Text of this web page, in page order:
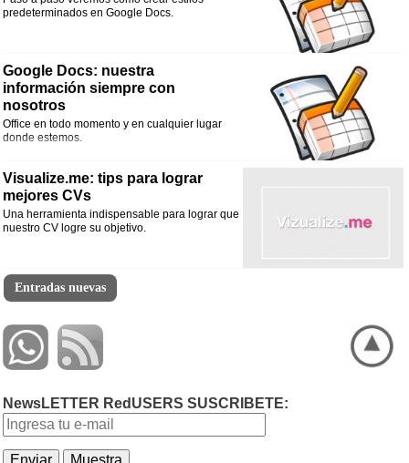
predeterminados en Google Docs.
Google Docs: nuestra
información siempre con
nosotros
Office en todo momento y en cualquier lugar
donde estemos.
Visualize.me: tips para lograr
mejores CVs
Una herramienta indispensable para lograr que
nuestro CV logre su objetivo.
Entradas nuevas
NewsLETTER RedUSERS SUSCRIBETE: